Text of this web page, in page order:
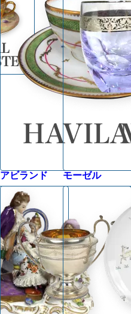
アビランド モーゼル